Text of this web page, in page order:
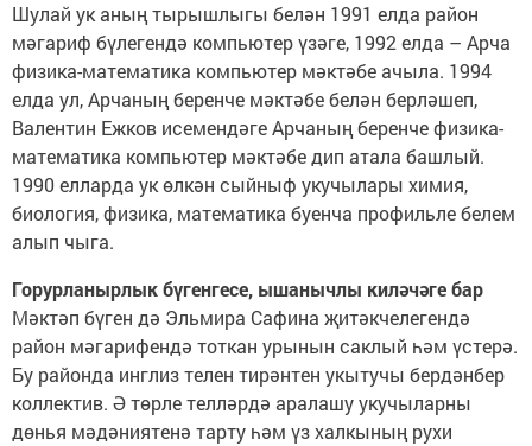
Шулай ук аның тырышлыгы белән 1991 елда район
мәгариф бүлегендә компьютер үзәге, 1992 елда – Арча
физика-математика компьютер мәктәбе ачыла. 1994
елда ул, Арчаның беренче мәктәбе белән берләшеп,
Валентин Ежков исемендәге Арчаның беренче физика-
математика компьютер мәктәбе дип атала башлый.
1990 елларда ук өлкән сыйныф укучылары химия,
биология, физика, математика буенча профильле белем
алып чыга.
Горурланырлык бүгенгесе, ышанычлы киләчәге бар
Мәктәп бүген дә Эльмира Сафина җитәкчелегендә
район мәгарифендә тоткан урынын саклый һәм үстерә.
Бу районда инглиз телен тирәнтен укытучы бердәнбер
коллектив. Ә төрле телләрдә аралашу укучыларны
дөнья мәдәниятенә тарту һәм үз халкының рухи